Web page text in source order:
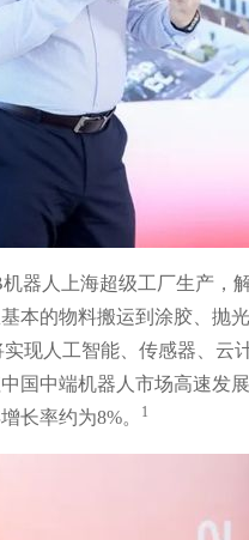
器人上海超级工厂生产，
本的物料搬运到涂胶、抛
现人工智能、传感器、云
国中端机器人市场高速发
长率约为8%。
1